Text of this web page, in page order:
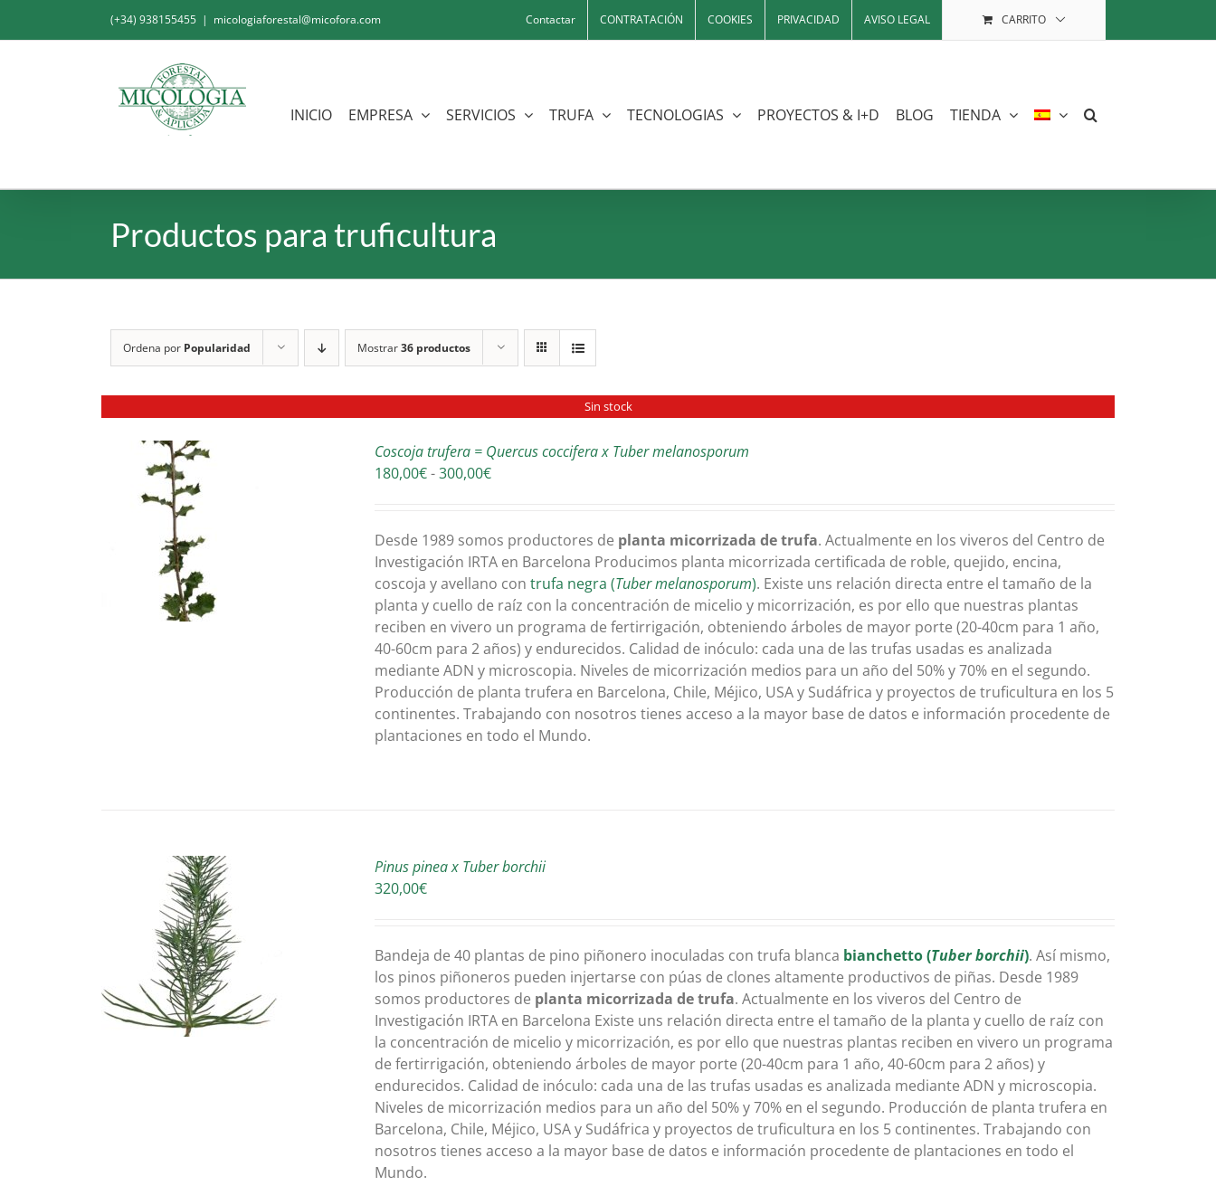
(+34) 938155455 | micologiaforestal@micofora.com Contactar CONTRATACIÓN COOKIES PRIVACIDAD AVISO LEGAL CARRITO
INICIO EMPRESA SERVICIOS TRUFA TECNOLOGIAS PROYECTOS & I+D BLOG TIENDA
Productos para truficultura
Ordena por Popularidad Mostrar36 productos
Sin stock
Coscoja trufera = Quercus coccifera x Tuber melanosporum
180,00€-300,00€Rango
desde
180,00€
hasta
300,00€
Desde 1989 somos productores de planta micorrizada de trufa. Actualmente en los viveros del Centro de
Investigación IRTA en Barcelona Producimos planta micorrizada certificada de roble, quejido, encina,
coscoja y avellano contrufa negra (Tuber melanosporum). Existe uns relación directa entre el tamaño de la
planta y cuello de raíz con la concentración de micelio y micorrización, es por ello que nuestras plantas
reciben en vivero un programa de fertirrigación, obteniendo árboles de mayor porte (20-40cm para 1 año,
40-60cm para 2 años) y endurecidos. Calidad de inóculo: cada una de las trufas usadas es analizada
mediante ADN y microscopia. Niveles de micorrización medios para un año del 50% y 70% en el segundo.
Producción de planta trufera en Barcelona, Chile, Méjico, USA y Sudáfrica y proyectos de truficultura en los 5
continentes. Trabajando con nosotros tienes acceso a la mayor base de datos e información procedente de
plantaciones en todo el Mundo.
Pinus pinea x Tuber borchii
320,00€
Bandeja de 40 plantas de pino piñonero inoculadas con trufa blanca bianchetto (Tuber borchii). Así mismo,
los pinos piñoneros pueden injertarse con púas de clones altamente productivos de piñas. Desde 1989
somos productores de planta micorrizada de trufa. Actualmente en los viveros del Centro de
Investigación IRTA en Barcelona Existe uns relación directa entre el tamaño de la planta y cuello de raíz con
la concentración de micelio y micorrización, es por ello que nuestras plantas reciben en vivero un programa
de fertirrigación, obteniendo árboles de mayor porte (20-40cm para 1 año, 40-60cm para 2 años) y
endurecidos. Calidad de inóculo: cada una de las trufas usadas es analizada mediante ADN y microscopia.
Niveles de micorrización medios para un año del 50% y 70% en el segundo. Producción de planta trufera en
Barcelona, Chile, Méjico, USA y Sudáfrica y proyectos de truficultura en los 5 continentes. Trabajando con
nosotros tienes acceso a la mayor base de datos e información procedente de plantaciones en todo el
Mundo.